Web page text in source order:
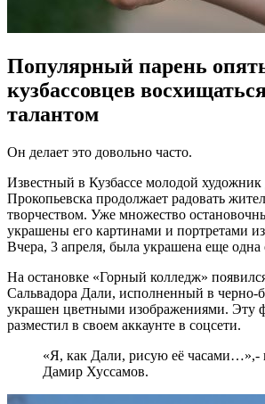
Популярный парень
кузбассовцев
талантом
Он делает это довольно часто.
Известный в Кузбассе молодой
Прокопьевска продолжает радовать
творчеством. Уже множество
украшены его картинами и портретами
Вчера, 3 апреля, была украшена еще одна
На остановке «Горный колледж»
Сальвадора Дали, исполненный в черно-
украшен цветными изображениями. Эту
разместил в своем аккаунте в соцсети.
«Я, как Дали, рисую её часами…»,-
Дамир Хуссамов.